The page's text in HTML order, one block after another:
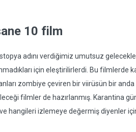
10 film
adını verdiğimiz umutsuz
için eleştirilirlerdi. Bu filmlerde
zombiye çeviren bir viirüsün bir anda
filmler de hazırlanmış. Karantina
hangileri izlemeye değermiş diyenler